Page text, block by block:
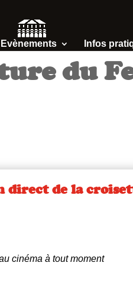
Evènements Infos
du
direct de la
cinéma à tout moment